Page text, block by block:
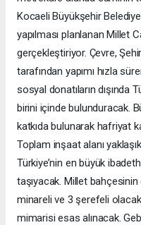
Kocaeli Büyükşehir
yapılması planlanan Millet
gerçekleştiriyor. Çevre,
tarafından yapımı hızla
sosyal donatıların dışında
birini içinde bulunduracak.
katkıda bulunarak hafriyat
Toplam inşaat alanı
Türkiye’nin en büyük
taşıyacak. Millet
minareli ve 3 şerefeli
mimarisi esas alınacak.